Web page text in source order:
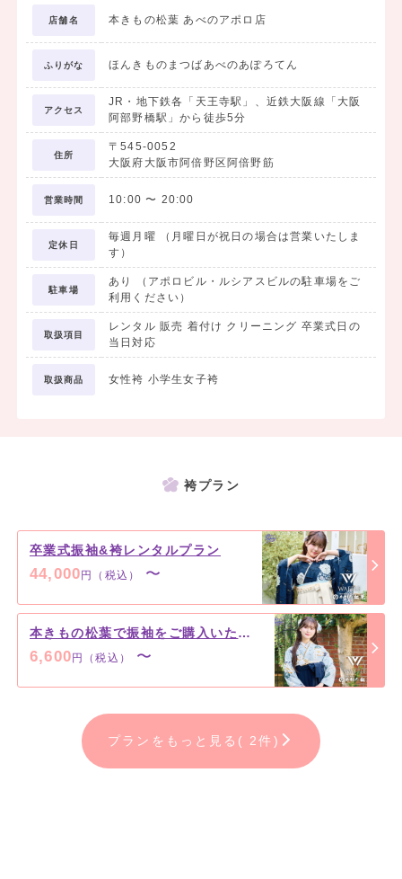
ますので、
お気に入りの一着を見つけてください。
店舗名 本きもの松葉 あべのアポロ店
ふりがな ほんきものまつばあべのあぽろてん
アクセス
JR・地下鉄各「天王寺駅」、近鉄大阪線「大阪
阿部野橋駅」から徒歩5分
住所
〒545-0052
大阪府大阪市阿倍野区阿倍野筋
営業時間 10:00 〜 20:00
定休日
毎週月曜 （月曜日が祝日の場合は営業いたしま
す）
駐車場
あり （アポロビル・ルシアスビルの駐車場をご
利用ください）
取扱項目
レンタル 販売 着付け クリーニング 卒業式日の
当日対応
取扱商品 女性袴 小学生女子袴
袴プラン
卒業式振袖&袴レンタルプラン
44,000円（税込） 〜
本きもの松葉で振袖をご購入いただいた方専用袴レンタルプラン
6,600 円（税込） 〜
プランをもっと見る( 2件)